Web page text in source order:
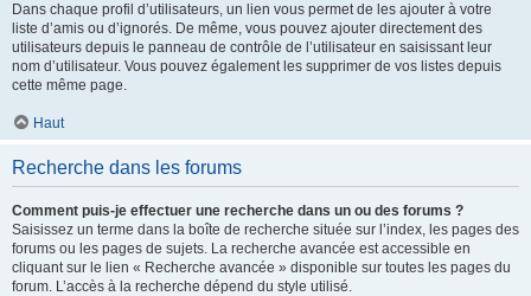
Dans chaque profil d’utilisateurs, un lien vous permet de les ajouter à votre
liste d’amis ou d’ignorés. De même, vous pouvez ajouter directement des
utilisateurs depuis le panneau de contrôle de l’utilisateur en saisissant leur
nom d’utilisateur. Vous pouvez également les supprimer de vos listes depuis
cette même page.
Haut
Recherche dans les forums
Comment puis-je effectuer une recherche dans un ou des forums ?
Saisissez un terme dans la boîte de recherche située sur l’index, les pages des
forums ou les pages de sujets. La recherche avancée est accessible en
cliquant sur le lien « Recherche avancée » disponible sur toutes les pages du
forum. L’accès à la recherche dépend du style utilisé.